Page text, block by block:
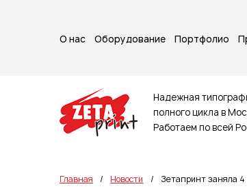
О нас Оборудование Портфолио
Надежная
полного цикла в
Работаем по всей
Брошюры
Главная / Новости / Зетапринт заняла